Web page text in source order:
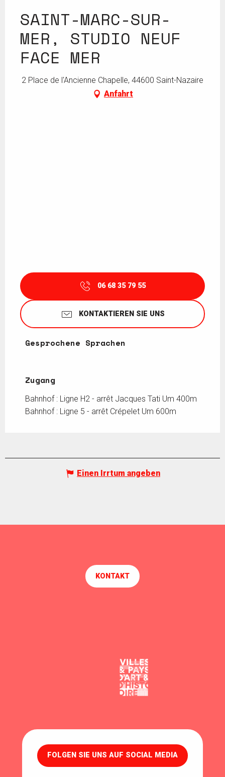
SAINT-MARC-SUR-
MER, STUDIO NEUF
FACE MER
2 Place de l'Ancienne Chapelle, 44600 Saint-Nazaire
Anfahrt
06 68 35 79 55
KONTAKTIEREN SIE UNS
Gesprochene Sprachen
Gesprochene Sprachen
Zugang
Zugang
Bahnhof : Ligne H2 - arrêt Jacques Tati Um 400m
Bahnhof : Ligne 5 - arrêt Crépelet Um 600m
Einen Irrtum angeben
KONTAKT
FOLGEN SIE UNS AUF SOCIAL MEDIA